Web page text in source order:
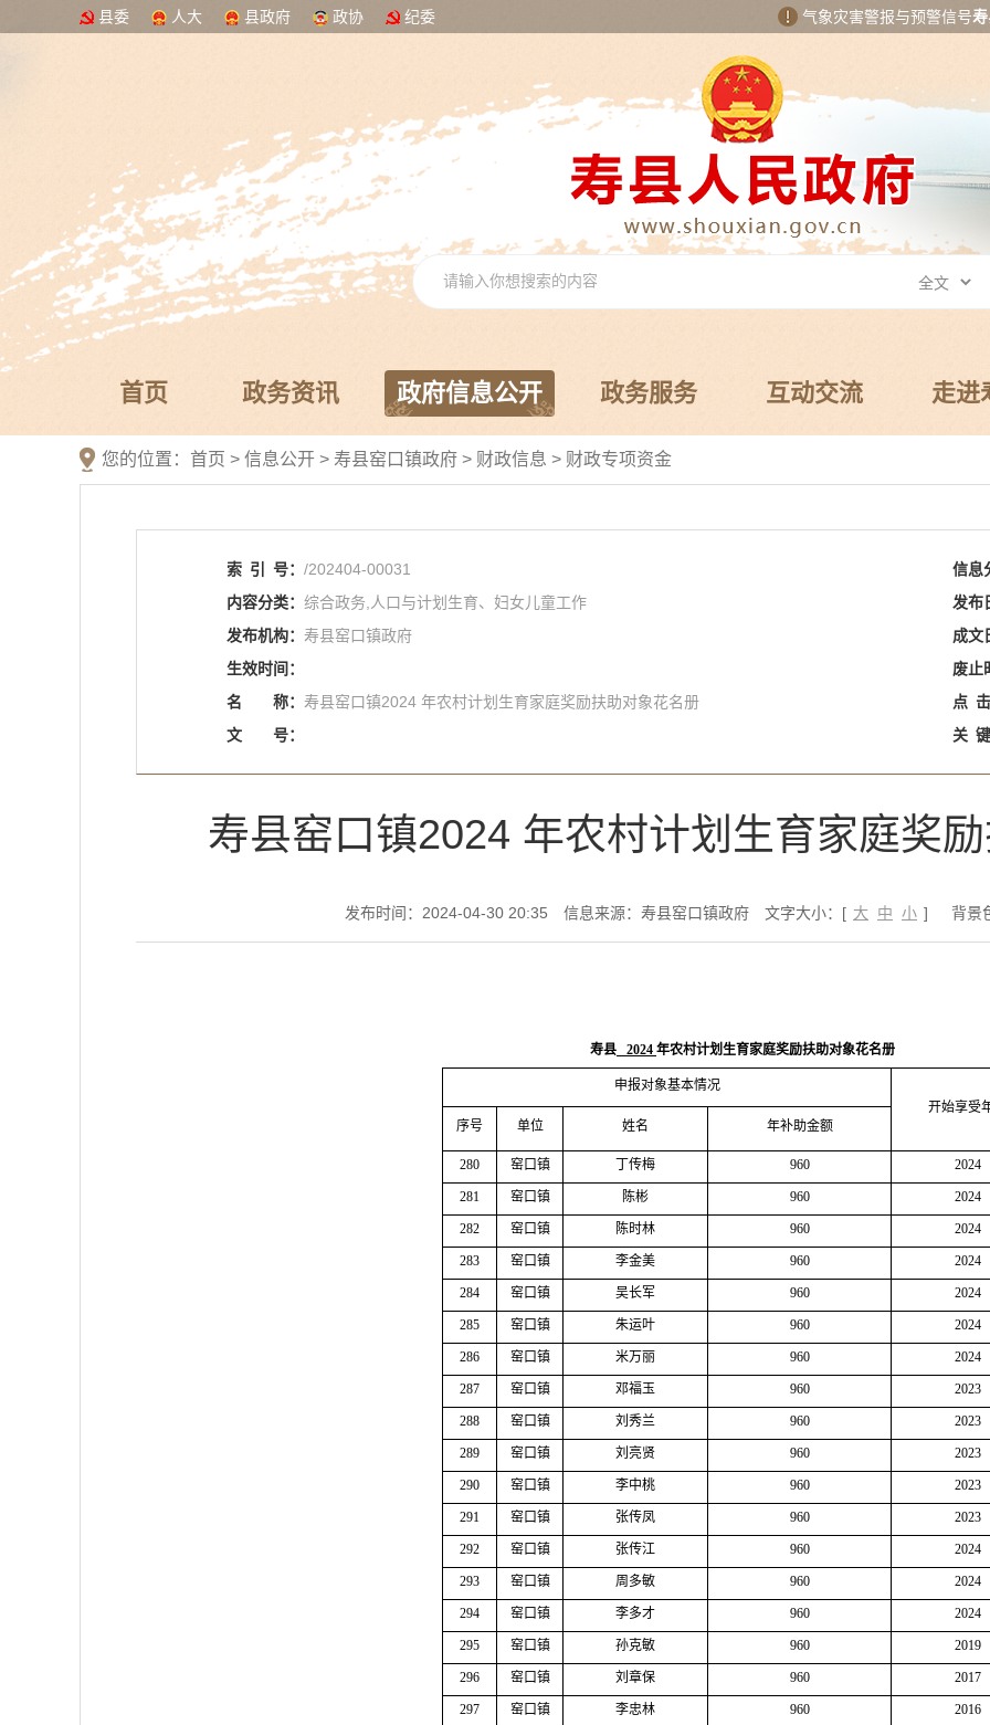
县委 人大 县政府 政协 纪委 气象灾害警报与预警信号
首页 政务资讯 政府信息公开 政务服务 互动交流 走进
您的位置： 首页 > 信息公开 > 寿县窑口镇政府 > 财政信息 > 财政专项资金
索 引 号： /202404-00031
信息
内容分类： 综合政务,人口与计划生育、妇女儿童工作
发布
发布机构： 寿县窑口镇政府
成文
生效时间：
废止
名
称： 寿县窑口镇2024 年农村计划生育家庭奖励扶助对象花名册 点 击
文
号： 关 键
寿县窑口镇2024 年农村计划生育家庭奖
发布时间：2024-04-30 20:35 信息来源：寿县窑口镇政府 文字大小：[ 大 中 小 ] 背景
寿县 2024 年农村计划生育家庭奖励扶助对象花名册
申报对象基本情况
开始享受
序号
单位 姓名 年补助金额
280 窑口镇 丁传梅 960 2024
281 窑口镇 陈彬 960 2024
282 窑口镇 陈时林 960 2024
283 窑口镇 李金美 960 2024
284 窑口镇 吴长军 960 2024
285 窑口镇 朱运叶 960 2024
286 窑口镇 米万丽 960 2024
287 窑口镇 邓福玉 960 2023
288 窑口镇 刘秀兰 960 2023
289 窑口镇 刘亮贤 960 2023
290 窑口镇 李中桃 960 2023
291 窑口镇 张传凤 960 2023
292 窑口镇 张传江 960 2024
293 窑口镇 周多敏 960 2024
294 窑口镇 李多才 960 2024
295 窑口镇 孙克敏 960 2019
296 窑口镇 刘章保 960 2017
297 窑口镇 李忠林 960 2016